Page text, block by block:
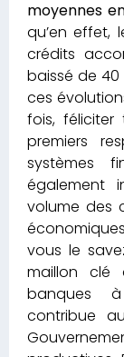
moyennes
qu’en effet,
crédits
baissé de 40
ces
fois, féliciter
premiers
systèmes
également
volume des
vous le
maillon clé
banques
contribue